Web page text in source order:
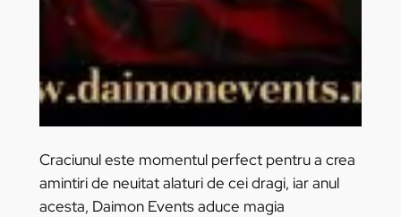
Craciunul este momentul perfect pentru a crea
amintiri de neuitat alaturi de cei dragi, iar anul
acesta, Daimon Events aduce magia